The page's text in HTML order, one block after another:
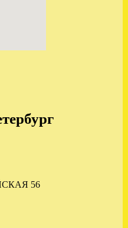
56